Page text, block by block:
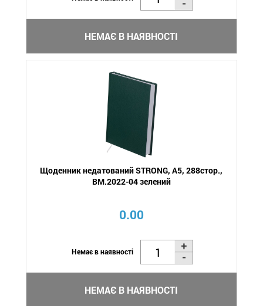
НЕМАЄ В НАЯВНОСТІ
Щоденник недатований STRONG, A5, 288стор.,
BM.2022-04 зелений
0.00
Немає в наявності
НЕМАЄ В НАЯВНОСТІ